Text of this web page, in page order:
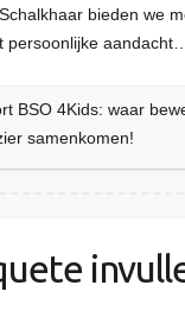
bieden we
persoonlijke aandacht…
BSO 4Kids: waar
samenkomen!